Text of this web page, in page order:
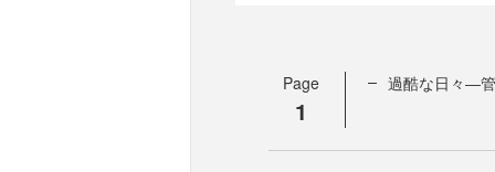
Page
1
過酷な日々―